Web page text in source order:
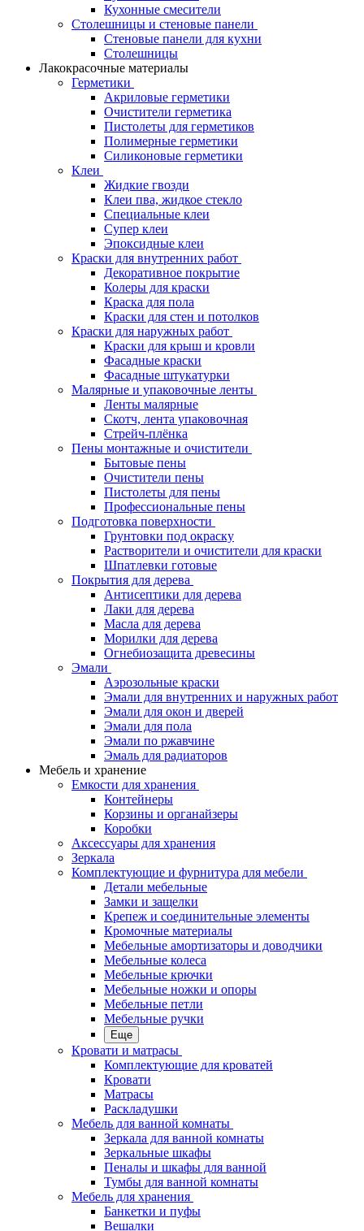
Кухонные смесители
Столешницы и стеновые панели
Стеновые панели для кухни
Столешницы
Лакокрасочные материалы
Герметики
Акриловые герметики
Очистители герметика
Пистолеты для герметиков
Полимерные герметики
Силиконовые герметики
Клеи
Жидкие гвозди
Клеи пва, жидкое стекло
Специальные клеи
Супер клеи
Эпоксидные клеи
Краски для внутренних работ
Декоративное покрытие
Колеры для краски
Краска для пола
Краски для стен и потолков
Краски для наружных работ
Краски для крыш и кровли
Фасадные краски
Фасадные штукатурки
Малярные и упаковочные ленты
Ленты малярные
Скотч, лента упаковочная
Стрейч-плёнка
Пены монтажные и очистители
Бытовые пены
Очистители пены
Пистолеты для пены
Профессиональные пены
Подготовка поверхности
Грунтовки под окраску
Растворители и очистители для краски
Шпатлевки готовые
Покрытия для дерева
Антисептики для дерева
Лаки для дерева
Масла для дерева
Морилки для дерева
Огнебиозащита древесины
Эмали
Аэрозольные краски
Эмали для внутренних и наружных работ
Эмали для окон и дверей
Эмали для пола
Эмали по ржавчине
Эмаль для радиаторов
Мебель и хранение
Емкости для хранения
Контейнеры
Корзины и органайзеры
Коробки
Аксессуары для хранения
Зеркала
Комплектующие и фурнитура для мебели
Детали мебельные
Замки и защелки
Крепеж и соединительные элементы
Кромочные материалы
Мебельные амортизаторы и доводчики
Мебельные колеса
Мебельные крючки
Мебельные ножки и опоры
Мебельные петли
Мебельные ручки
Еще
Кровати и матрасы
Комплектующие для кроватей
Кровати
Матрасы
Раскладушки
Мебель для ванной комнаты
Зеркала для ванной комнаты
Зеркальные шкафы
Пеналы и шкафы для ванной
Тумбы для ванной комнаты
Мебель для хранения
Банкетки и пуфы
Вешалки